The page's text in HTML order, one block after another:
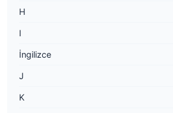
H
I
İngilizce
J
K